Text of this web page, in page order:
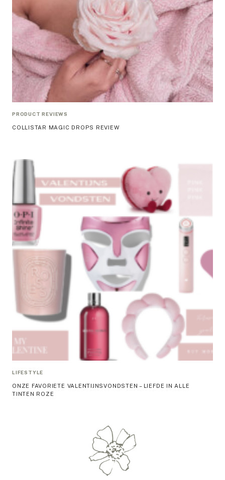
PRODUCT REVIEWS
COLLISTAR MAGIC DROPS REVIEW
LIFESTYLE
ONZE FAVORIETE VALENTIJNSVONDSTEN – LIEFDE IN ALLE
TINTEN ROZE